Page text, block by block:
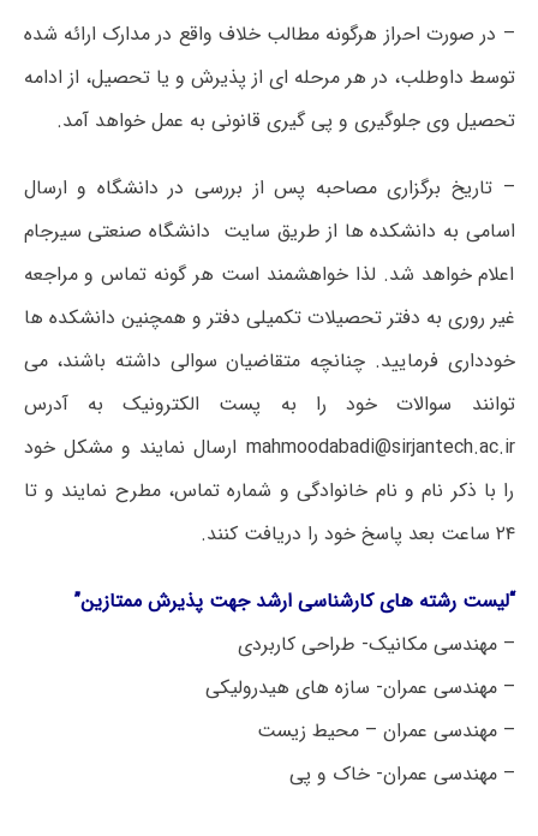
– در صورت احراز هرگونه مطالب خلاف واقع در مدارک ارائه شده
توسط داوطلب، در هر مرحله ای از پذیرش و یا تحصیل، از ادامه
تحصیل وی جلوگیری و پی گیری قانونی به عمل خواهد آمد.
– تاریخ برگزاری مصاحبه پس از بررسی در دانشگاه و ارسال
اسامی به دانشکده ها از طریق سایت دانشگاه صنعتی سیرجام
اعلام خواهد شد. لذا خواهشمند است هر گونه تماس و مراجعه
غیر روری به دفتر تحصیلات تکمیلی دفتر و همچنین دانشکده ها
خودداری فرمایید. چنانچه متقاضیان سوالی داشته باشند، می
توانند سوالات خود را به پست الکترونیک به آدرس
mahmoodabadi@sirjantech.ac.ir ارسال نمایند و مشکل خود
را با ذکر نام و نام خانوادگی و شماره تماس، مطرح نمایند و تا
۲۴ ساعت بعد پاسخ خود را دریافت کنند.
“لیست رشته های کارشناسی ارشد جهت پذیرش ممتازین”
– مهندسی مکانیک- طراحی کاربردی
– مهندسی عمران- سازه های هیدرولیکی
– مهندسی عمران – محیط زیست
– مهندسی عمران- خاک و پی